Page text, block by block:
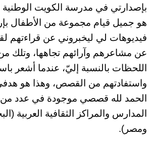
بإصدارتي في مدرسة الكويت الوطنية
هو جميل قيام مجموعة من الأطفال
فيديوهات لي ليخبروني عن قراءتهم
عن مشاعرهم وآرائهم تجاهها، وتلك
اللحظات بالنسبة إليّ، عندما أشعر
واستفادتهم من القصص، وهذا هو
الحمد لله قصصي موجودة في عدد
المدارس والمراكز الثقافية العربية
ومصر).